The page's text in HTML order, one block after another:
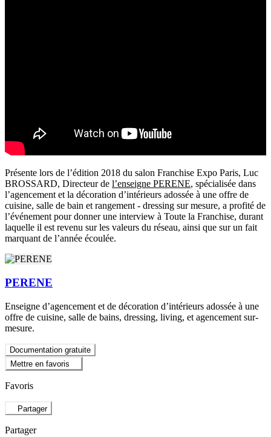
Présente lors de l’édition 2018 du salon Franchise Expo Paris, Luc
BROSSARD, Directeur de l’enseigne PERENE, spécialisée dans
l’agencement et la décoration d’intérieurs adossée à une offre de
cuisine, salle de bain et rangement - dressing sur mesure, a profité de
l’événement pour donner une interview à Toute la Franchise, durant
laquelle il est revenu sur les valeurs du réseau, ainsi que sur un fait
marquant de l’année écoulée.
PERENE
Enseigne d’agencement et de décoration d’intérieurs adossée à une
offre de cuisine, salle de bains, dressing, living, et agencement sur-
mesure.
Documentation gratuite
Mettre en favoris
Favoris
Partager
Partager